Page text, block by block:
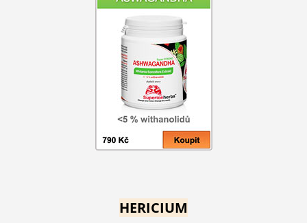
HERICIUM